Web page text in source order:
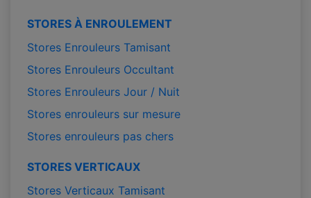
STORES À ENROULEMENT
Stores Enrouleurs Tamisant
Stores Enrouleurs Occultant
Stores Enrouleurs Jour / Nuit
Stores enrouleurs sur mesure
Stores enrouleurs pas chers
STORES VERTICAUX
Stores Verticaux Tamisant